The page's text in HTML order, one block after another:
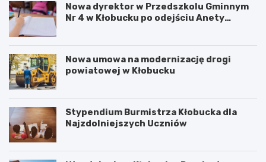
Nowa dyrektor w Przedszkolu Gminnym
Nr 4 w Kłobucku po odejściu Anety
Nowa umowa na modernizację drogi
powiatowej w Kłobucku
Stypendium Burmistrza Kłobucka dla
Najzdolniejszych Uczniów